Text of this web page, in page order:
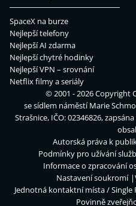
SpaceX na burze
Nejlepší telefony
Nejlepší AI zdarma
Nejlepší chytré hodinky
Nejlepší VPN – srovnání
Netflix filmy a seriály
© 2001 - 2026 Copyright
se sídlem náměstí Marie
Strašnice, IČO: 02346826,
Autorská práva k
Podmínky pro užívání
Informace o zpracování
Nastavení soukromí
Jednotná kontaktní místa / Single
Povinně